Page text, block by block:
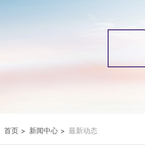
首页 新闻中心 最新动态